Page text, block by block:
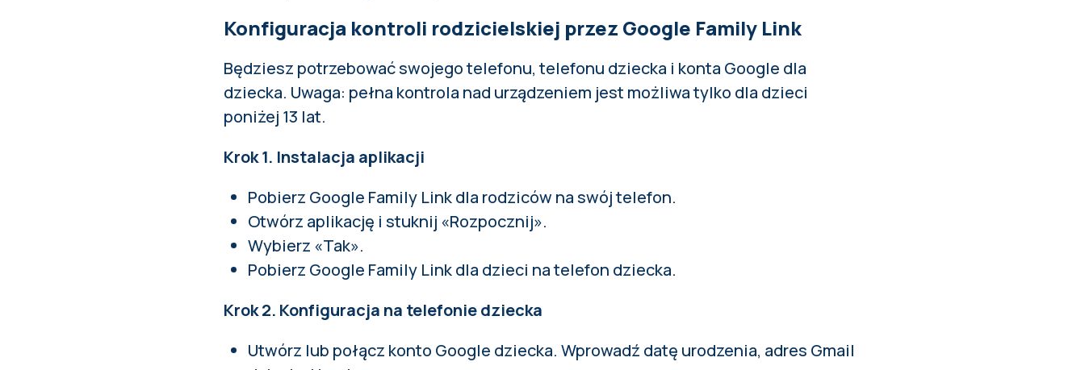
Konfiguracja kontroli rodzicielskiej przez Google Family Link
Będziesz potrzebować swojego telefonu, telefonu dziecka i konta Google dla
dziecka. Uwaga: pełna kontrola nad urządzeniem jest możliwa tylko dla dzieci
poniżej 13 lat.
Krok 1. Instalacja aplikacji
Pobierz Google Family Link dla rodziców na swój telefon.
Otwórz aplikację i stuknij «Rozpocznij».
Wybierz «Tak».
Pobierz Google Family Link dla dzieci na telefon dziecka.
Krok 2. Konfiguracja na telefonie dziecka
Utwórz lub połącz konto Google dziecka. Wprowadź datę urodzenia, adres Gmail